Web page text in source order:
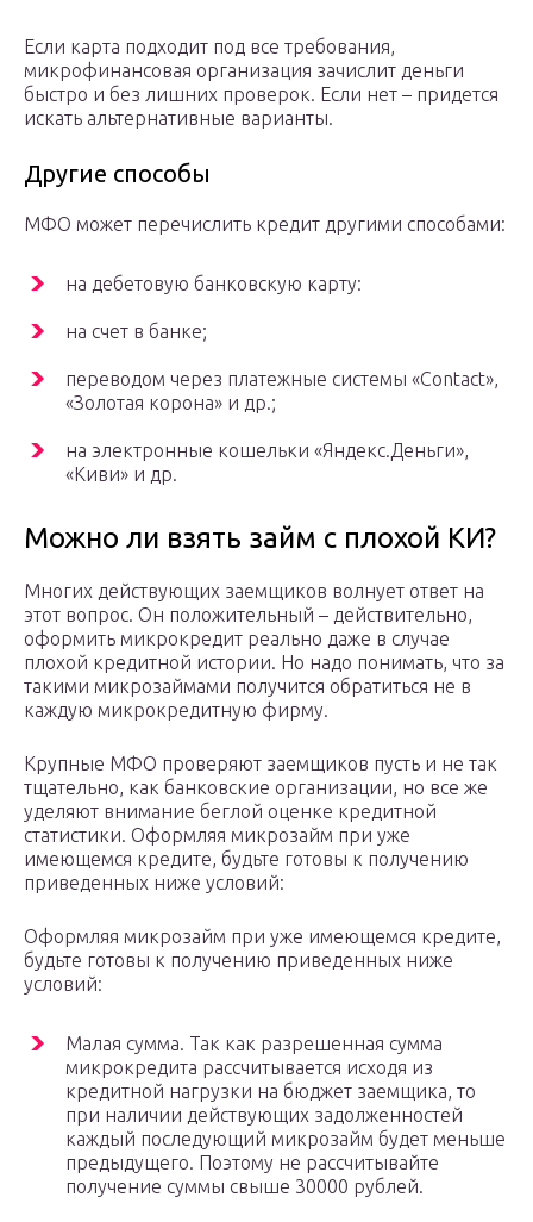
Если карта подходит под все требования,
микрофинансовая организация зачислит деньги
быстро и без лишних проверок. Если нет – придется
искать альтернативные варианты.
Другие способы
МФО может перечислить кредит другими способами:
на дебетовую банковскую карту:
на счет в банке;
переводом через платежные системы «Contact»,
«Золотая корона» и др.;
на электронные кошельки «Яндекс.Деньги»,
«Киви» и др.
Можно ли взять займ с плохой КИ?
Многих действующих заемщиков волнует ответ на
этот вопрос. Он положительный – действительно,
оформить микрокредит реально даже в случае
плохой кредитной истории. Но надо понимать, что за
такими микрозаймами получится обратиться не в
каждую микрокредитную фирму.
Крупные МФО проверяют заемщиков пусть и не так
тщательно, как банковские организации, но все же
уделяют внимание беглой оценке кредитной
статистики. Оформляя микрозайм при уже
имеющемся кредите, будьте готовы к получению
приведенных ниже условий:
Оформляя микрозайм при уже имеющемся кредите,
будьте готовы к получению приведенных ниже
условий:
Малая сумма. Так как разрешенная сумма
микрокредита рассчитывается исходя из
кредитной нагрузки на бюджет заемщика, то
при наличии действующих задолженностей
каждый последующий микрозайм будет меньше
предыдущего. Поэтому не рассчитывайте
получение суммы свыше 30000 рублей.